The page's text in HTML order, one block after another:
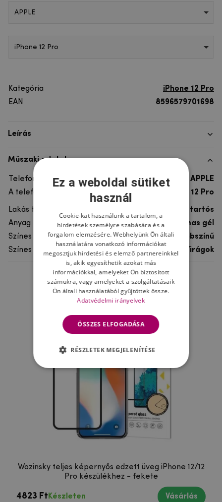
APPLE
iPhone 12 Pro
Kategória
iPhone 12 Pro
EAN
8596579701698
Leírás
Műszaki adatok
Telefon márka
APPLE
A telefonmodellhez
iPhone 12 Pro
Lakás típusa
Gél, Ultra tartós
Anyag
rugalmas gél
Színes
többszínű
Színes motívum
Virágok
Ne felejtsd el
Wozinsky teljes képernyős edzett üveg iPhone 12/12
Pro készülékhez - fekete
4823 Ft Készleten Vásárlás
Ez a weboldal sütiket
használ
Cookie-kat használunk a tartalom, a
hirdetések személyre szabására és a
forgalom elemzésére. Webhelyünk Ön általi
használatára vonatkozó információkat
megosztjuk hirdetési és elemző partnereinkkel
is, akik egyesíthetik azokat más
információkkal, amelyeket Ön biztosított
számukra, vagy amelyeket a szolgáltatásaik
Ön általi használatából gyűjtöttek össze.
Adatvédelmi irányelvek
ÖSSZES ELFOGADÁSA
RÉSZLETEK MEGJELENÍTÉSE